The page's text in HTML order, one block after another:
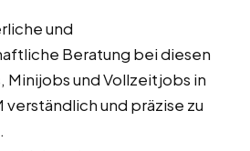
und
Beratung bei diesen
Minijobs und Vollzeitjobs in
verständlich und präzise zu